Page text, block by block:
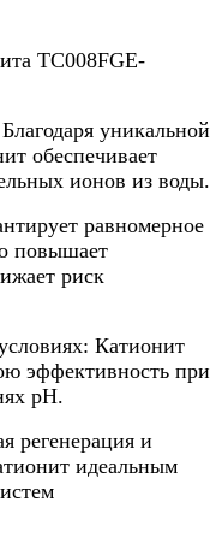
ТС008FGE-
уникальной
обеспечивает
ионов из воды.
равномерное
повышает
риск
Катионит
эффективность при
pH.
регенерация и
идеальным